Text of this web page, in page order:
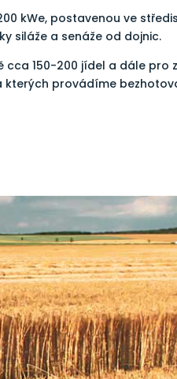
kWe, postavenou ve
siláže a senáže od dojnic.
cca 150-200 jídel a dále pro
kterých provádíme